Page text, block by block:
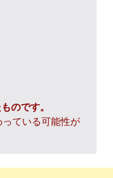
のです。
ている可能性が